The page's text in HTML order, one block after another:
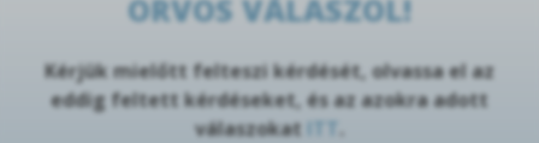
ORVOS VÁLASZOL!
Kérjük mielőtt felteszi kérdését, olvassa el az
eddig feltett kérdéseket, és az azokra adott
válaszokat ITT